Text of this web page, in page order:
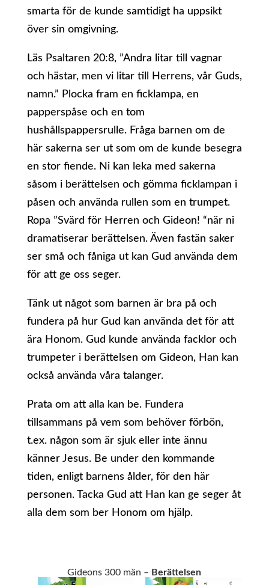
smarta för de kunde samtidigt ha uppsikt
över sin omgivning.
Läs Psaltaren 20:8, ”Andra litar till vagnar
och hästar, men vi litar till Herrens, vår Guds,
namn.” Plocka fram en ficklampa, en
papperspåse och en tom
hushållspappersrulle. Fråga barnen om de
här sakerna ser ut som om de kunde besegra
en stor fiende. Ni kan leka med sakerna
såsom i berättelsen och gömma ficklampan i
påsen och använda rullen som en trumpet.
Ropa ”Svärd för Herren och Gideon! “när ni
dramatiserar berättelsen. Även fastän saker
ser små och fåniga ut kan Gud använda dem
för att ge oss seger.
Tänk ut något som barnen är bra på och
fundera på hur Gud kan använda det för att
ära Honom. Gud kunde använda facklor och
trumpeter i berättelsen om Gideon, Han kan
också använda våra talanger.
Prata om att alla kan be. Fundera
tillsammans på vem som behöver förbön,
t.ex. någon som är sjuk eller inte ännu
känner Jesus. Be under den kommande
tiden, enligt barnens ålder, för den här
personen. Tacka Gud att Han kan ge seger åt
alla dem som ber Honom om hjälp.
Gideons 300 män – Berättelsen